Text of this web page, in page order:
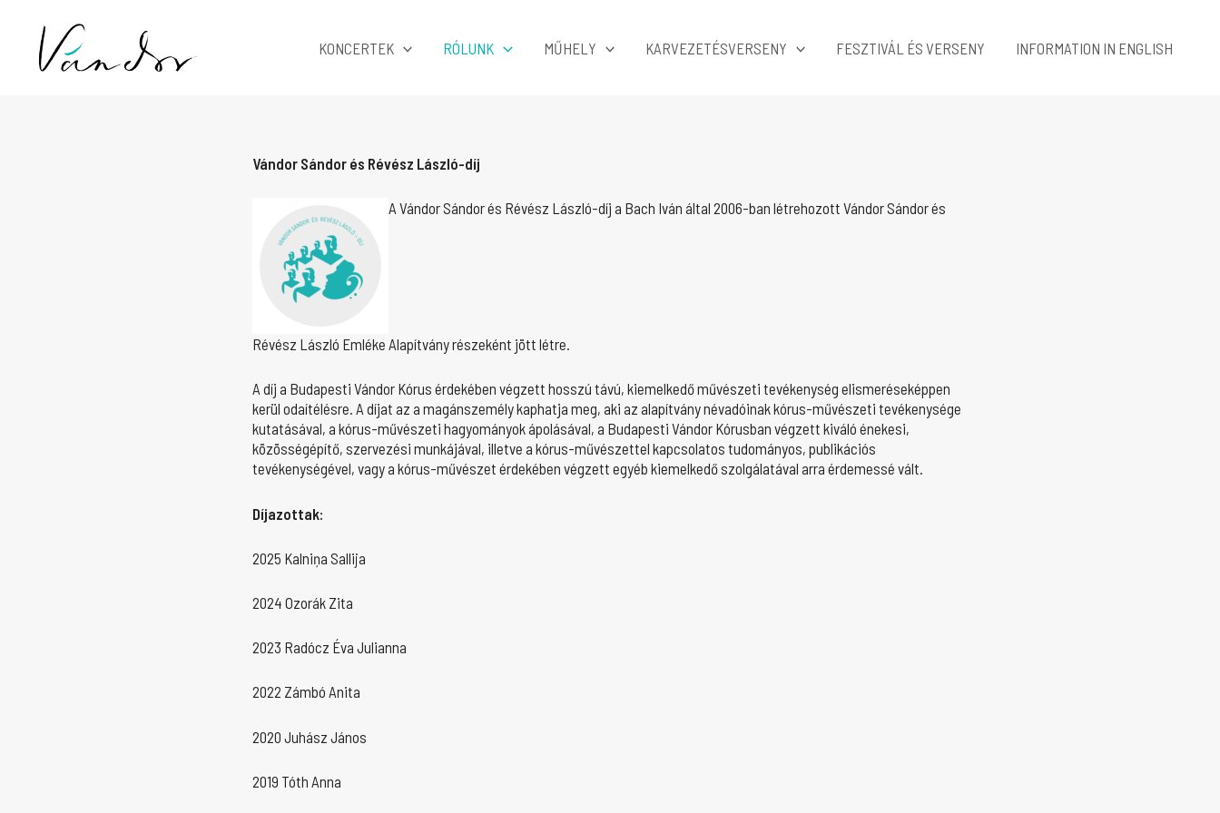
content
KONCERTEK RÓLUNK MŰHELY KARVEZETÉSVERSENY FESZTIVÁL ÉS VERSENY INFORMATION IN ENGLISH
Vándor Sándor és Révész László-díj
A Vándor Sándor és Révész László-díj a Bach Iván által 2006-ban létrehozott Vándor Sándor és
Révész László Emléke Alapítvány részeként jött létre.
A díj a Budapesti Vándor Kórus érdekében végzett hosszú távú, kiemelkedő művészeti tevékenység elismeréseképpen
kerül odaítélésre. A díjat az a magánszemély kaphatja meg, aki az alapítvány névadóinak kórus-művészeti tevékenysége
kutatásával, a kórus-művészeti hagyományok ápolásával, a Budapesti Vándor Kórusban végzett kiváló énekesi,
közösségépítő, szervezési munkájával, illetve a kórus-művészettel kapcsolatos tudományos, publikációs
tevékenységével, vagy a kórus-művészet érdekében végzett egyéb kiemelkedő szolgálatával arra érdemessé vált.
Díjazottak:
2025 Kalniņa Sallija
2024 Ozorák Zita
2023 Radócz Éva Julianna
2022 Zámbó Anita
2020 Juhász János
2019 Tóth Anna